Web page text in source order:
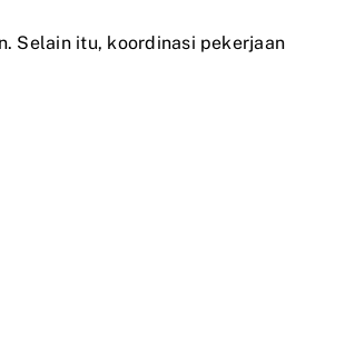
Selain itu, koordinasi pekerjaan